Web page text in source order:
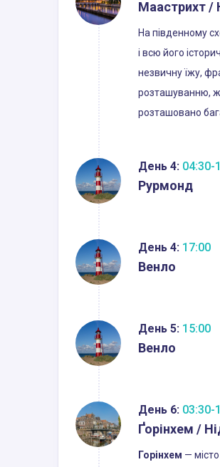
Маастрихт /
На південному
і всю його
незвичну їжу,
розташуванню,
розташовано
День 4: 04:30-
Рурмонд
День 4: 17:00
Венло
День 5: 15:00
Венло
День 6: 03:30-
Ґорінхем /
Горінхем —